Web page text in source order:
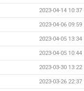
2023-04-14 10:37
2023-04-06 09:59
2023-04-05 13:34
2023-04-05 10:44
2023-03-30 13:22
2023-03-26 22:37